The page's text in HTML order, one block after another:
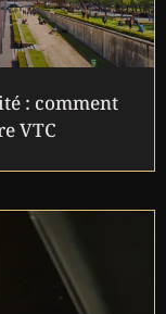
: comment
VTC